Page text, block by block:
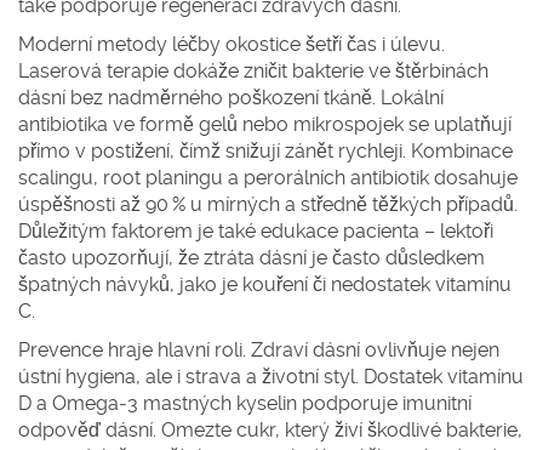
také podporuje regeneraci zdravých dásní.
Moderní metody léčby okostice šetří čas i úlevu.
Laserová terapie dokáže zničit bakterie ve štěrbinách
dásní bez nadměrného poškození tkáně. Lokální
antibiotika ve formě gelů nebo mikrospojek se uplatňují
přímo v postižení, čímž snižují zánět rychleji. Kombinace
scalingu, root planingu a perorálních antibiotik dosahuje
úspěšnosti až 90 % u mírných a středně těžkých případů.
Důležitým faktorem je také edukace pacienta – lektoři
často upozorňují, že ztráta dásní je často důsledkem
špatných návyků, jako je kouření či nedostatek vitamínu
C.
Prevence hraje hlavní roli. Zdraví dásní ovlivňuje nejen
ústní hygiena, ale i strava a životní styl. Dostatek vitamínu
D a Omega‑3 mastných kyselin podporuje imunitní
odpověď dásní. Omezte cukr, který živí škodlivé bakterie,